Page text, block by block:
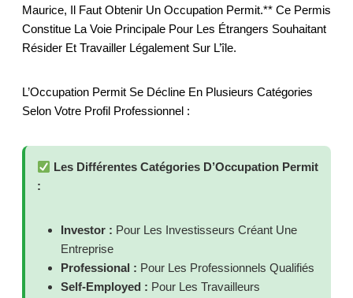
Maurice, Il Faut Obtenir Un Occupation Permit.** Ce Permis
Constitue La Voie Principale Pour Les Étrangers Souhaitant
Résider Et Travailler Légalement Sur L’île.
L’Occupation Permit Se Décline En Plusieurs Catégories
Selon Votre Profil Professionnel :
Les Différentes Catégories D’Occupation Permit
:
Investor : Pour Les Investisseurs Créant Une
Entreprise
Professional : Pour Les Professionnels Qualifiés
Self-Employed : Pour Les Travailleurs